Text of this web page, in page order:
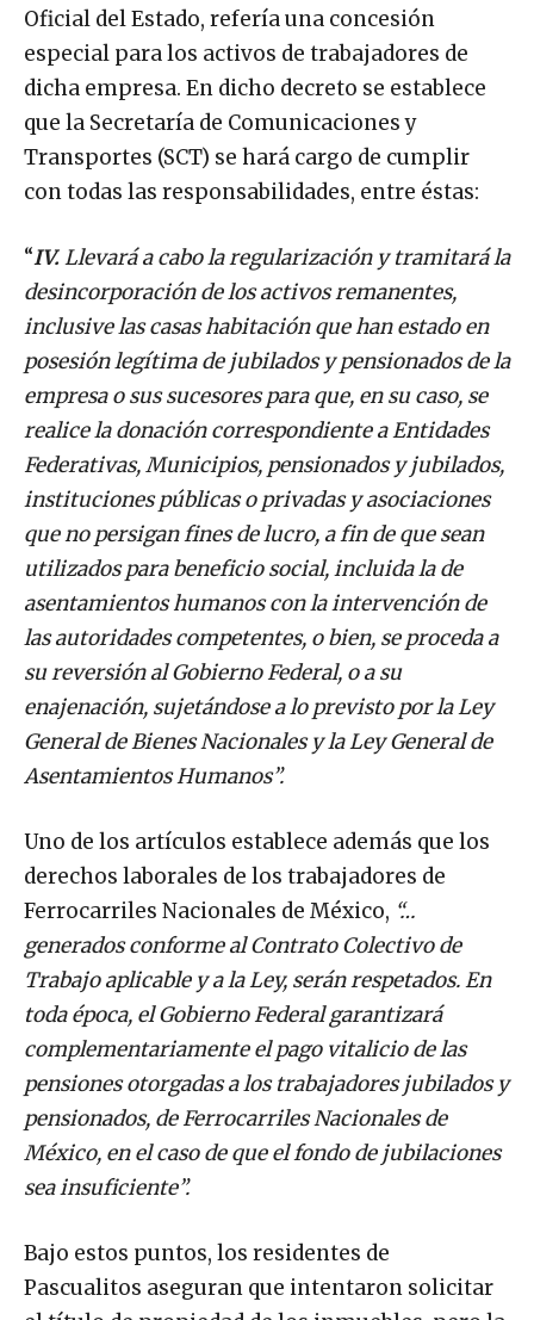
Oficial del Estado, refería una concesión
especial para los activos de trabajadores de
dicha empresa. En dicho decreto se establece
que la Secretaría de Comunicaciones y
Transportes (SCT) se hará cargo de cumplir
con todas las responsabilidades, entre éstas:
“IV.Llevará a cabo la regularización y tramitará la
desincorporación de los activos remanentes,
inclusive las casas habitación que han estado en
posesión legítima de jubilados y pensionados de la
empresa o sus sucesores para que, en su caso, se
realice la donación correspondiente a Entidades
Federativas, Municipios, pensionados y jubilados,
instituciones públicas o privadas y asociaciones
que no persigan fines de lucro, a fin de que sean
utilizados para beneficio social, incluida la de
asentamientos humanos con la intervención de
las autoridades competentes, o bien, se proceda a
su reversión al Gobierno Federal, o a su
enajenación, sujetándose a lo previsto por la Ley
General de Bienes Nacionales y la Ley General de
Asentamientos Humanos”.
Uno de los artículos establece además que los
derechos laborales de los trabajadores de
Ferrocarriles Nacionales de México, “…
generados conforme al Contrato Colectivo de
Trabajo aplicable y a la Ley, serán respetados. En
toda época, el Gobierno Federal garantizará
complementariamente el pago vitalicio de las
pensiones otorgadas a los trabajadores jubilados y
pensionados, de Ferrocarriles Nacionales de
México, en el caso de que el fondo de jubilaciones
sea insuficiente”.
Bajo estos puntos, los residentes de
Pascualitos aseguran que intentaron solicitar